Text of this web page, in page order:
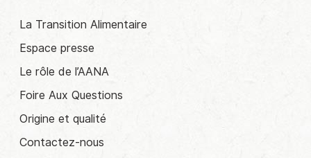
La Transition Alimentaire
Espace presse
Le rôle de l’AANA
Foire Aux Questions
Origine et qualité
Contactez-nous